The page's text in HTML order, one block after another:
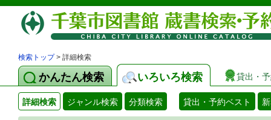
検索トップ> 詳細検索
かんたん検索 いろいろ検索 貸出・
詳細検索 ジャンル検索 分類検索 貸出・予約ベスト